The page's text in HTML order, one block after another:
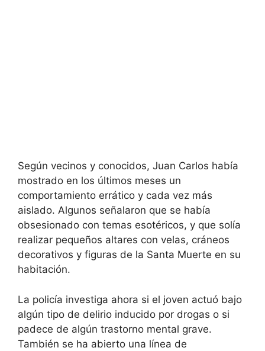
Según vecinos y conocidos, Juan Carlos había
mostrado en los últimos meses un
comportamiento errático y cada vez más
aislado. Algunos señalaron que se había
obsesionado con temas esotéricos, y que solía
realizar pequeños altares con velas, cráneos
decorativos y figuras de la Santa Muerte en su
habitación.
La policía investiga ahora si el joven actuó bajo
algún tipo de delirio inducido por drogas o si
padece de algún trastorno mental grave.
También se ha abierto una línea de